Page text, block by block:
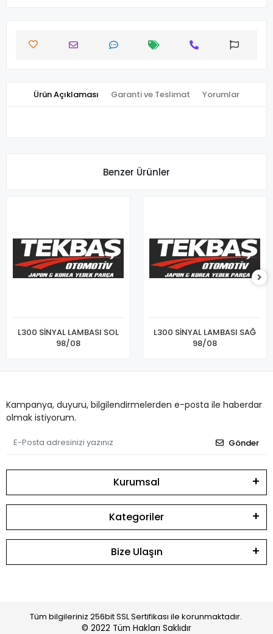
Ürün Açıklaması Garanti ve Teslimat Yorumlar
Benzer Ürünler
L300 SİNYAL LAMBASI SOL
98/08
L300 SİNYAL LAMBASI SAĞ
98/08
Kampanya, duyuru, bilgilendirmelerden e-posta ile haberdar
olmak istiyorum.
Gönder
Kurumsal
Kategoriler
Bize Ulaşın
Tüm bilgileriniz 256bit SSL Sertifikası ile korunmaktadır.
© 2022 Tüm Hakları Saklıdır